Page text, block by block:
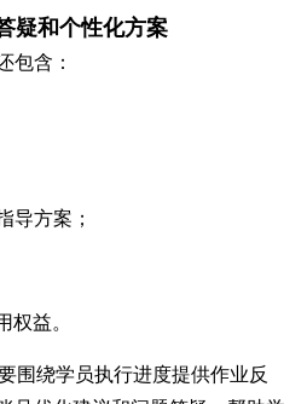
疑和个性化方案
包含：
导方案；
权益。
围绕学员执行进度提供作业反